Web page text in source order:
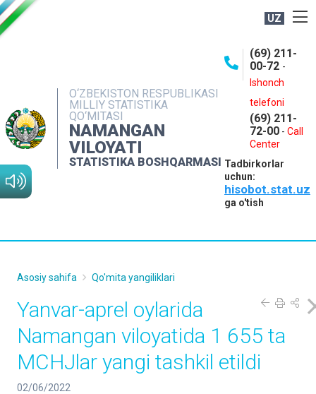
UZ
O‘ZBEKISTON RESPUBLIKASI
MILLIY STATISTIKA
QO‘MITASI
NAMANGAN
VILOYATI
STATISTIKA BOSHQARMASI
(69) 211-
00-72 -
Ishonch
telefoni
(69) 211-
72-00 - Call
Center
Tadbirkorlar
uchun:
hisobot.stat.uz
ga o'tish
NASHRLAR
INTERAKTIV XIZMATLAR
MATBUOT XIZMATI
MUROJAATLAR
Asosiy sahifa Qo'mita yangiliklari
Yanvar-aprel oylarida
Namangan viloyatida 1 655 ta
MCHJlar yangi tashkil etildi
02/06/2022